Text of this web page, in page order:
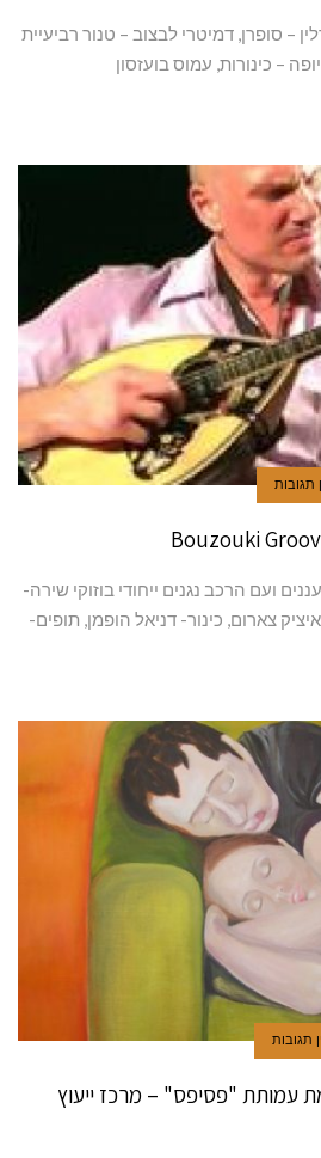
– סופרן, דמיטרי לבצוב – טנור רביעיית
– כינורות, עמוס בועזסון
תגובות
ועם הרכב נגנים ייחודי בוזוקי שירה-
צארום, כינור- דניאל הופמן, תופים-
תגובות
עמותת "פסיפס" – מרכז ייעוץ